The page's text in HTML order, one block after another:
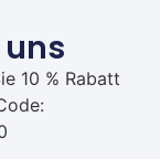
10 % Rabatt